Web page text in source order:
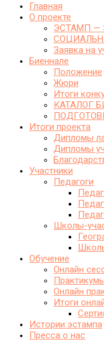
Главная
О проекте
ЭСТАМП —
Заявка на
Биеннале
Положение
Жюри
Итоги
КАТАЛОГ
Итоги проекта
Дипломы
Дипломы
Участники
Педагоги
Школы-
Обучение
Онлайн
Онлайн
Итоги
Истории эстампа
Пресса о нас